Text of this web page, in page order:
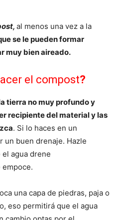
al menos una vez a la
se le pueden formar
muy bien aireado.
el compost?
tierra no muy profundo y
recipiente del material y las
. Si lo haces en un
un buen drenaje. Hazle
agua drene
una capa de piedras, paja o
eso permitirá que el agua